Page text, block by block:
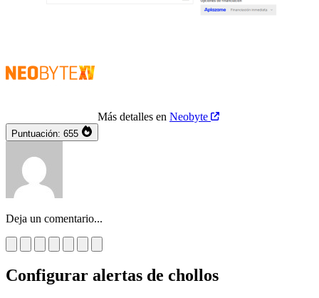
Más detalles en Neobyte
Puntuación: 655
Deja un comentario...
Configurar alertas de chollos